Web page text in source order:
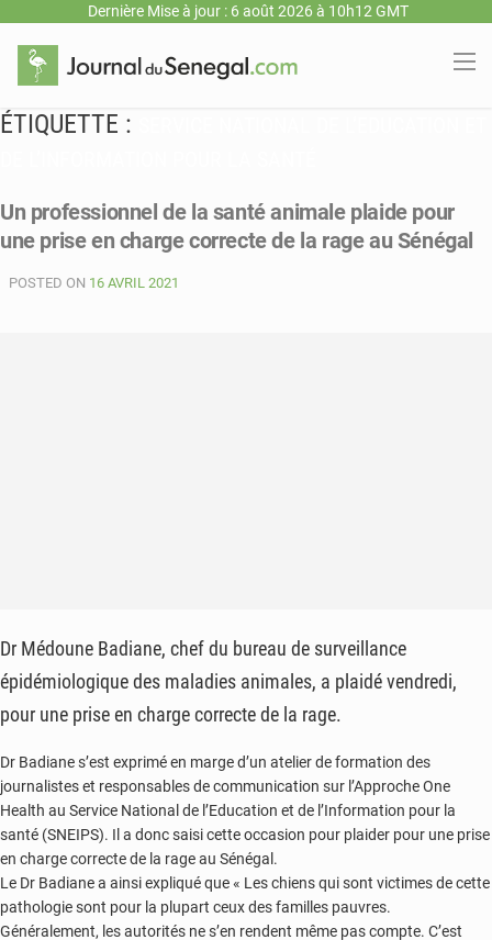
Dernière Mise à jour : 6 août 2026 à 10h12 GMT
ÉTIQUETTE :
Un professionnel de la santé animale plaide pour
une prise en charge correcte de la rage au Sénégal
POSTED ON 16 AVRIL 2021
Dr Médoune Badiane, chef du bureau de surveillance
épidémiologique des maladies animales, a plaidé vendredi,
pour une prise en charge correcte de la rage.
Dr Badiane s’est exprimé en marge d’un atelier de formation des
journalistes et responsables de communication sur l’Approche One
Health au Service National de l’Education et de l’Information pour la
santé (SNEIPS). Il a donc saisi cette occasion pour plaider pour une prise
en charge correcte de la rage au Sénégal.
Le Dr Badiane a ainsi expliqué que « Les chiens qui sont victimes de cette
pathologie sont pour la plupart ceux des familles pauvres.
Généralement, les autorités ne s’en rendent même pas compte. C’est